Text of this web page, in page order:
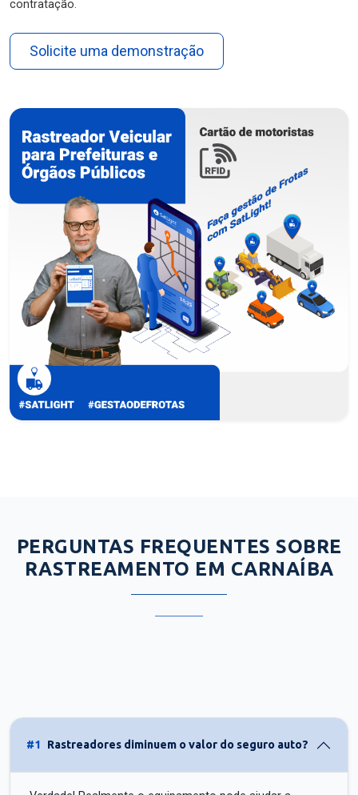
contratação.
Solicite uma demonstração
PERGUNTAS FREQUENTES SOBRE
RASTREAMENTO EM CARNAÍBA
#1 Rastreadores diminuem o valor do seguro auto?